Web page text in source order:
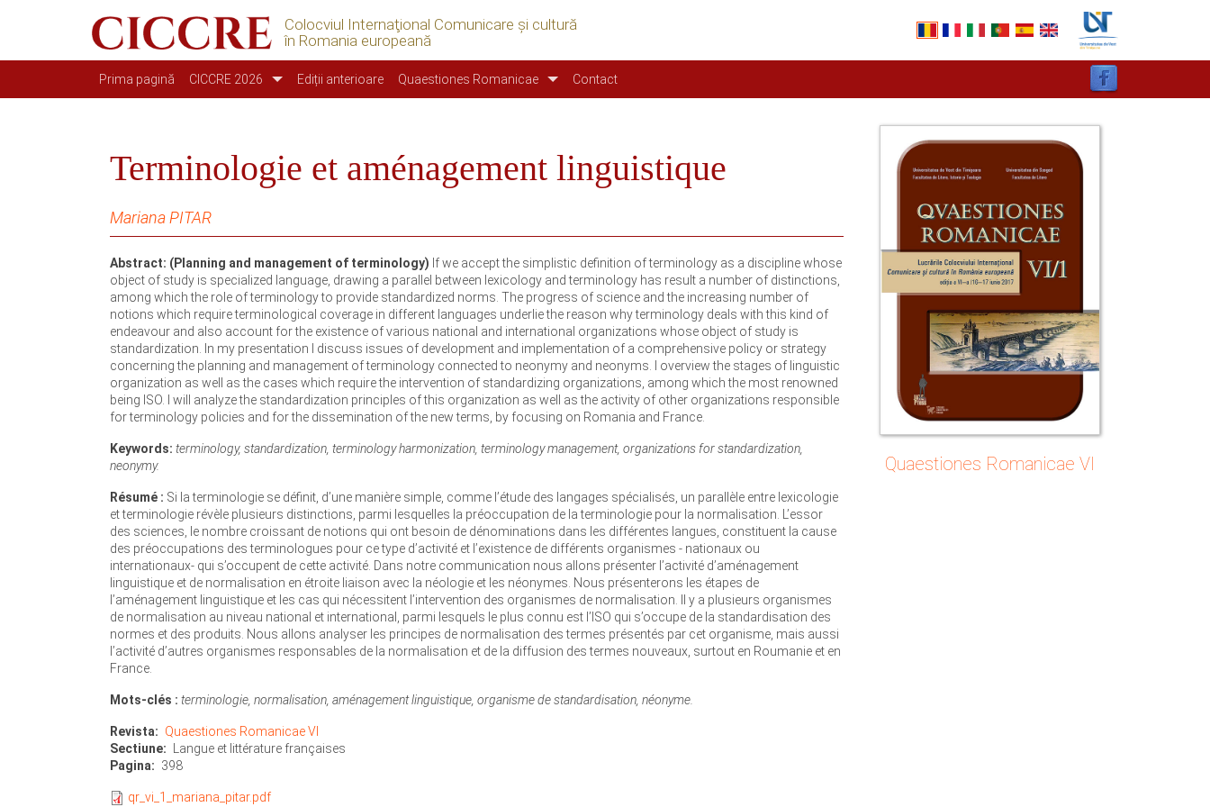
Colocviul Internaţional Comunicare şi cultură
în Romania europeană
Main navigation
Prima pagină CICCRE 2026 Ediții anterioare Quaestiones Romanicae Contact
Terminologie et aménagement linguistique
Mariana PITAR
Abstract: (Planning and management of terminology) If we accept the simplistic definition of terminology as a discipline whose
object of study is specialized language, drawing a parallel between lexicology and terminology has result a number of distinctions,
among which the role of terminology to provide standardized norms. The progress of science and the increasing number of
notions which require terminological coverage in different languages underlie the reason why terminology deals with this kind of
endeavour and also account for the existence of various national and international organizations whose object of study is
standardization. In my presentation I discuss issues of development and implementation of a comprehensive policy or strategy
concerning the planning and management of terminology connected to neonymy and neonyms. I overview the stages of linguistic
organization as well as the cases which require the intervention of standardizing organizations, among which the most renowned
being ISO. I will analyze the standardization principles of this organization as well as the activity of other organizations responsible
for terminology policies and for the dissemination of the new terms, by focusing on Romania and France.
Keywords: terminology, standardization, terminology harmonization, terminology management, organizations for standardization,
neonymy.
Résumé : Si la terminologie se définit, d’une manière simple, comme l’étude des langages spécialisés, un parallèle entre lexicologie
et terminologie révèle plusieurs distinctions, parmi lesquelles la préoccupation de la terminologie pour la normalisation. L’essor
des sciences, le nombre croissant de notions qui ont besoin de dénominations dans les différentes langues, constituent la cause
des préoccupations des terminologues pour ce type d’activité et l’existence de différents organismes - nationaux ou
internationaux- qui s’occupent de cette activité. Dans notre communication nous allons présenter l’activité d’aménagement
linguistique et de normalisation en étroite liaison avec la néologie et les néonymes. Nous présenterons les étapes de
l’aménagement linguistique et les cas qui nécessitent l’intervention des organismes de normalisation. Il y a plusieurs organismes
de normalisation au niveau national et international, parmi lesquels le plus connu est l’ISO qui s’occupe de la standardisation des
normes et des produits. Nous allons analyser les principes de normalisation des termes présentés par cet organisme, mais aussi
l’activité d’autres organismes responsables de la normalisation et de la diffusion des termes nouveaux, surtout en Roumanie et en
France.
Mots-clés : terminologie, normalisation, aménagement linguistique, organisme de standardisation, néonyme.
Revista
Quaestiones Romanicae VI
Sectiune
Langue et littérature françaises
Pagina
398
qr_vi_1_mariana_pitar.pdf
Quaestiones Romanicae VI